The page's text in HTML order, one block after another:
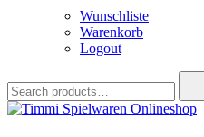
Wunschliste
Warenkorb
Logout
for: